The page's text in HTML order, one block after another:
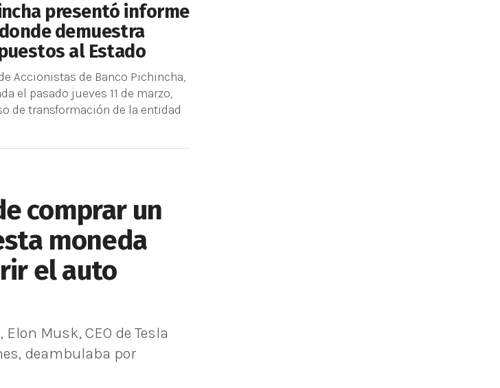
presentó informe
demuestra
al Estado
Accionistas de Banco Pichincha,
el pasado jueves 11 de marzo,
de transformación de la entidad
comprar un
moneda
el auto
Musk, CEO de Tesla
deambulaba por